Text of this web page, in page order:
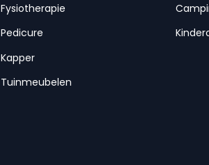
Fysiotherapie
Pedicure
Kapper
Tuinmeubelen